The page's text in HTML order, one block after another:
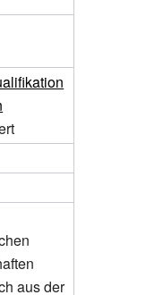
aus der